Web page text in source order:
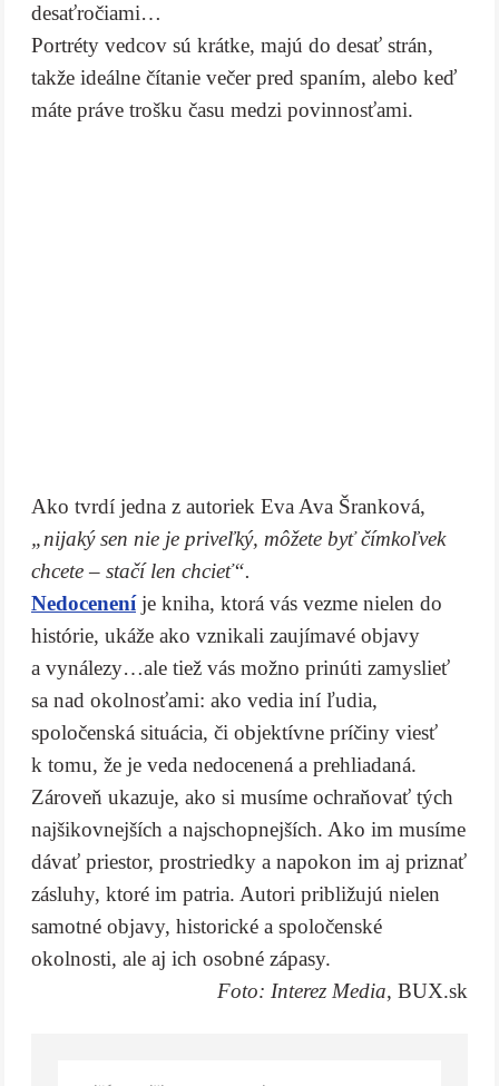
desaťročiami…
Portréty vedcov sú krátke, majú do desať strán,
takže ideálne čítanie večer pred spaním, alebo keď
máte práve trošku času medzi povinnosťami.
Ako tvrdí jedna z autoriek Eva Ava Šranková,
„nijaký sen nie je priveľký, môžete byť čímkoľvek
chcete – stačí len chcieť“.
Nedoceneníje kniha, ktorá vás vezme nielen do
histórie, ukáže ako vznikali zaujímavé objavy
a vynálezy…ale tiež vás možno prinúti zamyslieť
sa nad okolnosťami: ako vedia iní ľudia,
spoločenská situácia, či objektívne príčiny viesť
k tomu, že je veda nedocenená a prehliadaná.
Zároveň ukazuje, ako si musíme ochraňovať tých
najšikovnejších a najschopnejších. Ako im musíme
dávať priestor, prostriedky a napokon im aj priznať
zásluhy, ktoré im patria. Autori približujú nielen
samotné objavy, historické a spoločenské
okolnosti, ale aj ich osobné zápasy.
Foto: Interez Media, BUX.sk